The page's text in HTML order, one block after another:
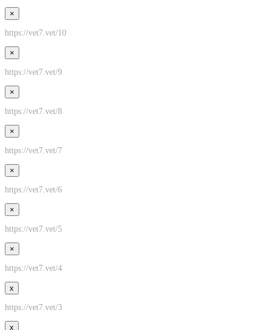
×
https://vet7.vet/10
×
https://vet7.vet/9
×
https://vet7.vet/8
×
https://vet7.vet/7
×
https://vet7.vet/6
×
https://vet7.vet/5
×
https://vet7.vet/4
x
https://vet7.vet/3
x